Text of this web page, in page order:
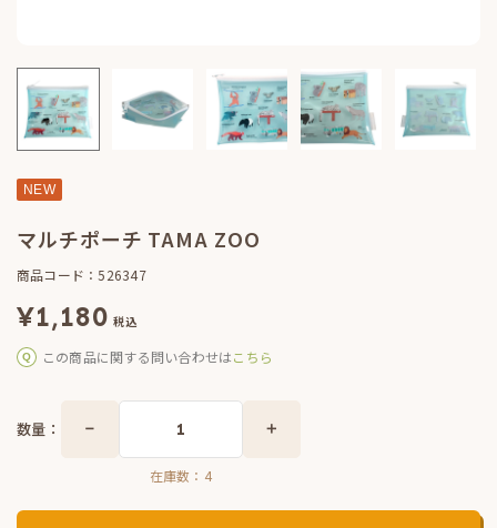
NEW
マルチポーチ TAMA ZOO
商品コード：526347
¥1,180 税込
この商品に関する問い合わせはこちら
数量：
在庫数： 4